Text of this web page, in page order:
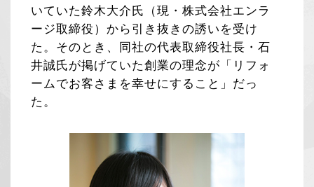
いていた鈴木大介氏（現・株式会社エンラ
ージ取締役）から引き抜きの誘いを受け
た。そのとき、同社の代表取締役社長・石
井誠氏が掲げていた創業の理念が「リフォ
ームでお客さまを幸せにすること」だっ
た。